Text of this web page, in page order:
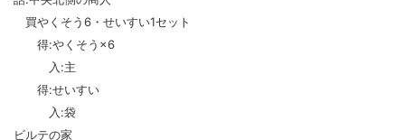
買やくそう6・せいすい1セット
得:やくそう×6
入:主
得:せいすい
入:袋
ビルテの家